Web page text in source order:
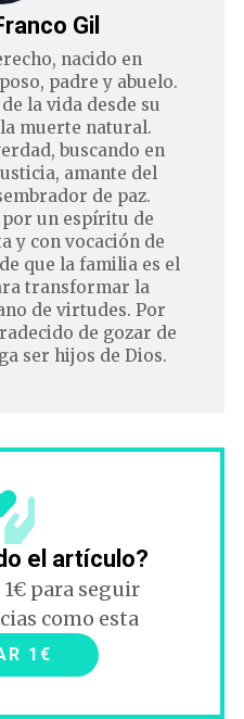
Gil
nacido en
padre y abuelo.
la vida desde su
muerte natural.
buscando en
amante del
de paz.
un espíritu de
y con vocación de
que la familia es el
transformar la
de virtudes. Por
de gozar de
ser hijos de Dios.
el artículo?
para seguir
como esta
1€